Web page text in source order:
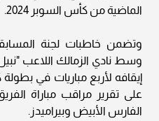
الماضية من كأس السوبر 2024.
وتضمن خاطبات لجنة
وسط نادي الزمالك اللاعب
إيقافه لأربع مباريات في
على تقرير مراقب مباراة
الفارس الأبيض وبيراميدز.